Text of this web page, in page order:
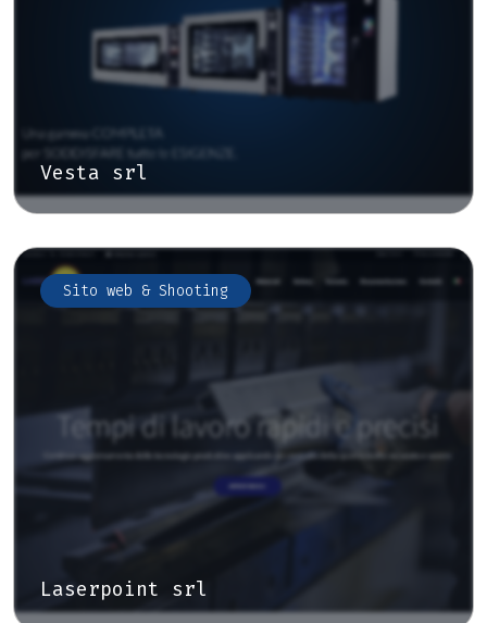
Vesta srl
Sito web & Shooting
Laserpoint srl